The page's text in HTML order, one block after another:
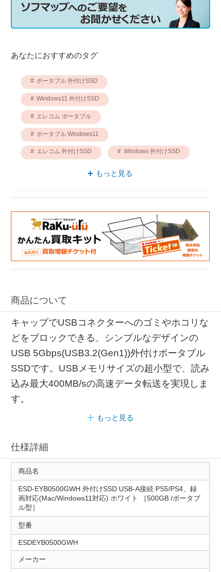
あなたにおすすめのタグ
ポータブル 外付けSSD
Windows11 外付けSSD
エレコム ポータブル
ポータブル Windows11
エレコム 外付けSSD Windows 外付けSSD
もっと見る
商品について
キャップでUSBコネクターへのゴミやホコリな
どをブロックできる、シンプルなデザインの
USB 5Gbps(USB3.2(Gen1))外付けポータブル
SSDです。USBメモリサイズの超小型で、読み
込み最大400MB/sの高速データ転送を実現しま
す。
もっと見る
仕様詳細
商品名
ESD-EYB0500GWH 外付けSSD USB-A接続 PS5/PS4、録
画対応(Mac/Windows11対応) ホワイト ［500GB /ポータブ
ル型］
型番
ESDEYB0500GWH
メーカー